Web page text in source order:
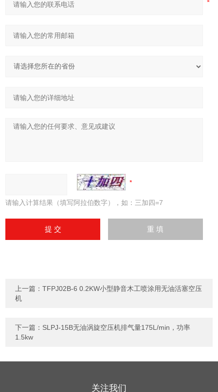
请输入计算结果（填写阿拉伯数字），如：三加四=7
上一篇：TFPJ02B-6 0.2KW小型静音木工喷涂用无油活塞空压
机
下一篇： SLPJ-15B无油涡旋空压机排气量175L/min，功率
1.5kw
关注我们